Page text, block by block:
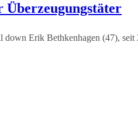
Erik Bethkenhagen (47),